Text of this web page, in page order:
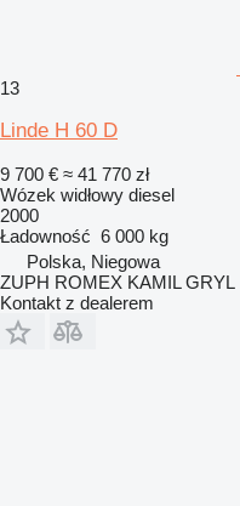
13
Linde H 60 D
9 700 € ≈ 41 770 zł
Wózek widłowy diesel
2000
Ładowność 6 000 kg
Polska, Niegowa
ZUPH ROMEX KAMIL GRYL
Kontakt z dealerem